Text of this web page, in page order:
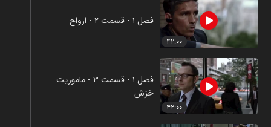
۴۲:۰۰
فصل ۱ - قسمت ۲ - ارواح
۴۲:۰۰
فصل ۱ - قسمت ۳ - ماموریت
خزش